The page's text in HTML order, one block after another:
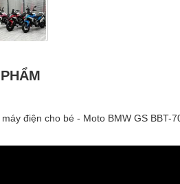
điện cho bé - Moto BMW GS BBT-